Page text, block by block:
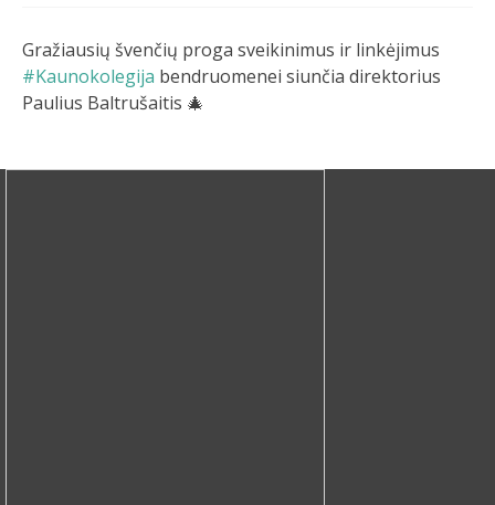
Gražiausių švenčių proga sveikinimus ir linkėjimus
#Kaunokolegija bendruomenei siunčia direktorius
Paulius Baltrušaitis 🎄